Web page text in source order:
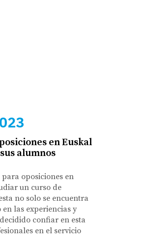
en Euskal
alumnos
oposiciones en
un curso de
no solo se encuentra
las experiencias y
confiar en esta
en el servicio